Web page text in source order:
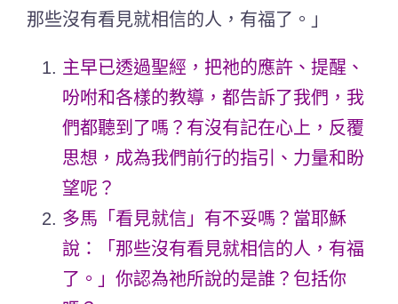
那些沒有看見就相信的人，有福了。」
主早已透過聖經，把祂的應許、提醒、
吩咐和各樣的教導，都告訴了我們，我
們都聽到了嗎？有沒有記在心上，反覆
思想，成為我們前行的指引、力量和盼
望呢？
多馬「看見就信」有不妥嗎？當耶穌
說：「那些沒有看見就相信的人，有福
了。」你認為祂所說的是誰？包括你